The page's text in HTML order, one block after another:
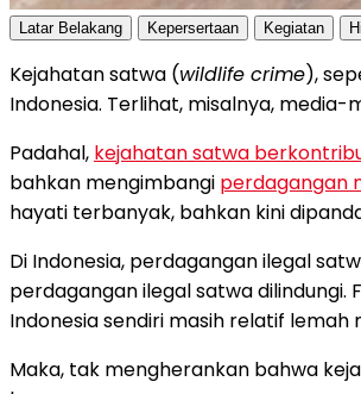
Latar Belakang Kepersertaan Kegiatan
Kejahatan satwa (wildlife crime),
Indonesia. Terlihat, misalnya,
Padahal, kejahatan satwa
bahkan mengimbangi perdagangan
hayati terbanyak, bahkan kini
Di Indonesia, perdagangan ilegal
perdagangan ilegal satwa
Indonesia sendiri masih relatif
Maka, tak mengherankan bahwa